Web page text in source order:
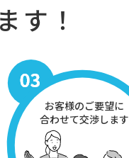
す！
お客様のご要望に
合わせて交渉します